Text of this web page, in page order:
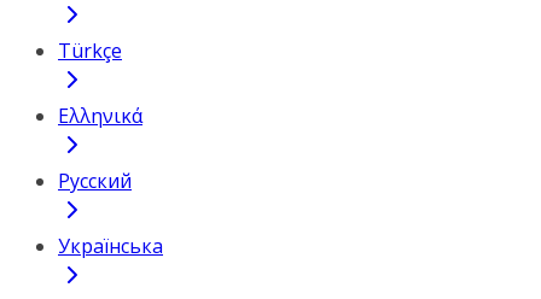
Türkçe
Ελληνικά
Русский
Українська